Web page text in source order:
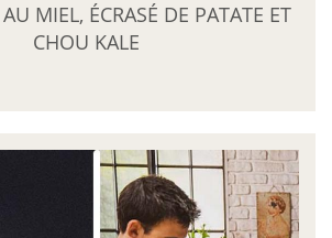
MIEL, ÉCRASÉ DE PATATE ET
CHOU KALE